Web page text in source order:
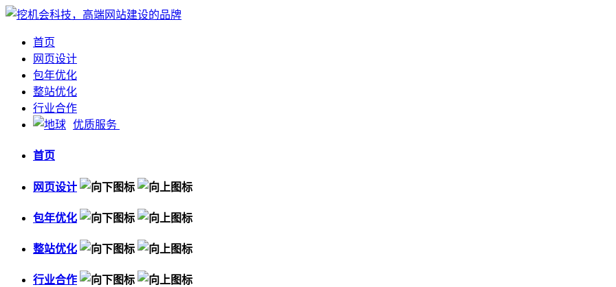
首页
网页设计
包年优化
整站优化
行业合作
优质服务
首页
网页设计
包年优化
整站优化
行业合作